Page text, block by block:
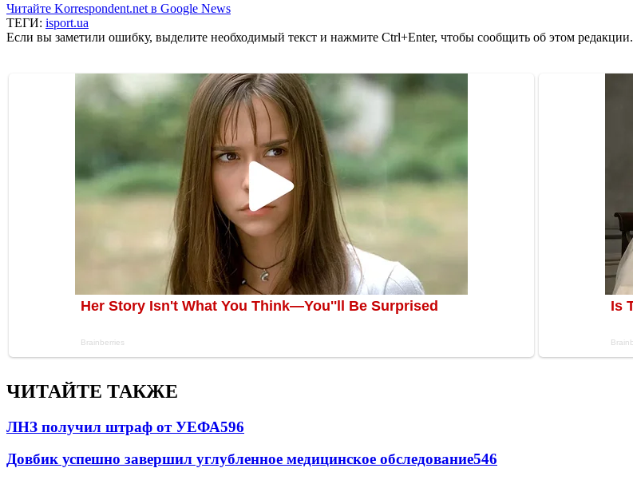
Читайте Korrespondent.net в Google News
ТЕГИ: isport.ua
Если вы заметили ошибку, выделите необходимый текст и нажмите Ctrl+Enter, чтобы сообщить об этом редакции.
ЧИТАЙТЕ ТАКЖЕ
ЛНЗ получил штраф от УЕФА596
Довбик успешно завершил углубленное медицинское обследование546